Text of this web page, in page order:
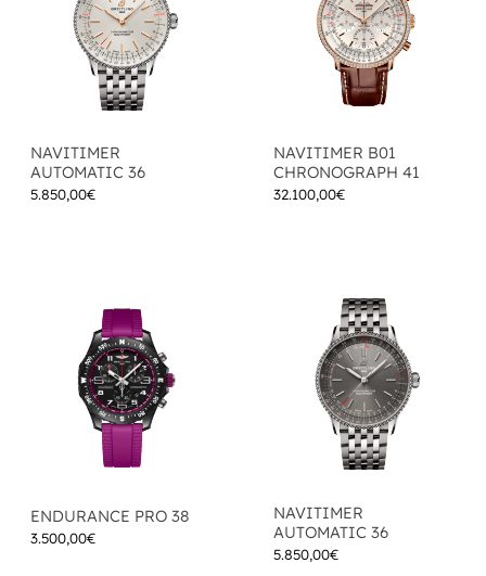
NAVITIMER
AUTOMATIC 36
5.850,00€
NAVITIMER B01
CHRONOGRAPH 41
32.100,00€
ENDURANCE PRO 38
3.500,00€
NAVITIMER
AUTOMATIC 36
5.850,00€